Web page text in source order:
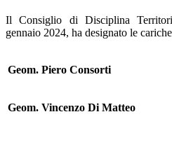
Il Consiglio di Disciplina
gennaio 2024, ha designato le
Geom. Piero Consorti
Geom. Vincenzo Di Matteo